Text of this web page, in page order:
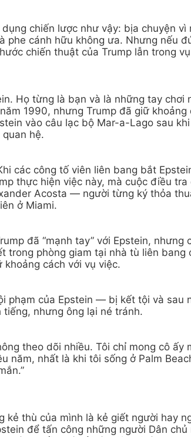
chiến lược như vậy: bịa chuyện vì
phe cánh hữu không ưa. Nhưng nếu
chiến thuật của Trump lẫn trong
Họ từng là bạn và là những tay chơi
1990, nhưng Trump đã giữ khoảng
vào câu lạc bộ Mar-a-Lago sau
hệ.
các công tố viên liên bang bắt
thực hiện việc này, mà cuộc điều tra
Acosta — người từng ký thỏa
ở Miami.
đã “mạnh tay” với Epstein, nhưng
trong phòng giam tại nhà tù liên bang
khoảng cách với vụ việc.
phạm của Epstein — bị kết tội và sau
nhưng ông lại né tránh.
theo dõi nhiều. Tôi chỉ mong cô ấy
năm, nhất là khi tôi sống ở Palm
thù của mình là kẻ giết người hay
để tấn công những người Dân chủ